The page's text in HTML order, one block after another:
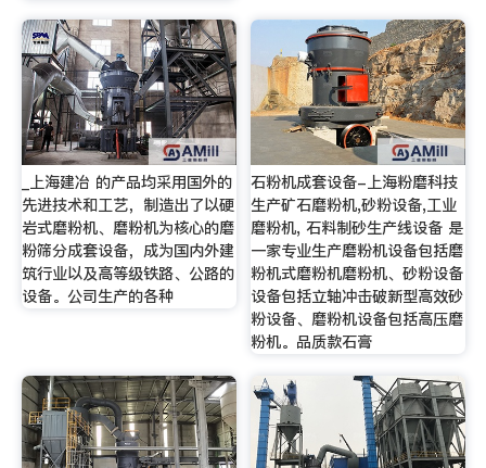
_上海建冶 的产品均采用国外的
先进技术和工艺，制造出了以硬
岩式磨粉机、磨粉机为核心的磨
粉筛分成套设备，成为国内外建
筑行业以及高等级铁路、公路的
设备。公司生产的各种
石粉机成套设备-上海粉磨科技
生产矿石磨粉机,砂粉设备,工业
磨粉机, 石料制砂生产线设备 是
一家专业生产磨粉机设备包括磨
粉机式磨粉机磨粉机、砂粉设备
设备包括立轴冲击破新型高效砂
粉设备、磨粉机设备包括高压磨
粉机。品质款石膏